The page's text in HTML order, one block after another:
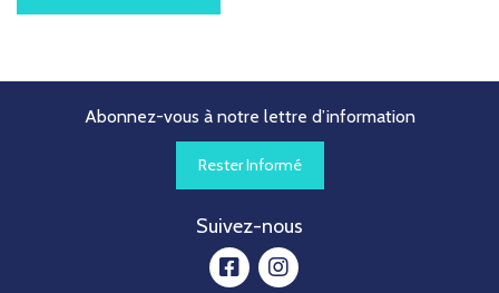
Abonnez-vous à notre lettre d’information
Rester Informé
Suivez-nous
facebookinstagram